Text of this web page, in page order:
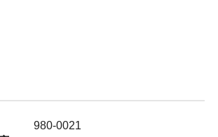
980-0021